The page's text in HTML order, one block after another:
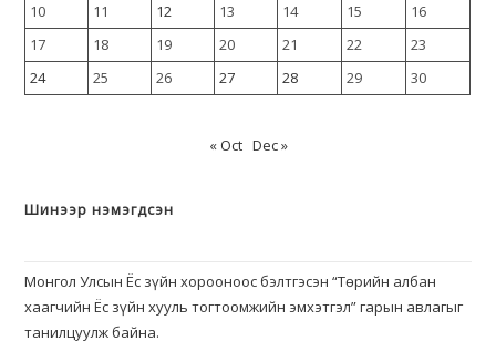
10
11 12 13 14 15
16
17
18 19 20 21 22
23
24
25 26 27 28 29 30
« Oct Dec »
Шинээр нэмэгдсэн
Монгол Улсын Ёс зүйн хорооноос бэлтгэсэн “Төрийн албан
хаагчийн Ёс зүйн хууль тогтоомжийн эмхэтгэл” гарын авлагыг
танилцуулж байна.